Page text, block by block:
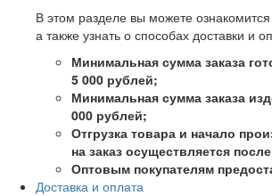
В этом разделе вы можете
а также узнать о способах доставки и
Минимальная сумма заказа
5 000 рублей;
Минимальная сумма заказа
000 рублей;
Отгрузка товара и начало
на заказ осуществляется
Оптовым покупателям
Доставка и оплата